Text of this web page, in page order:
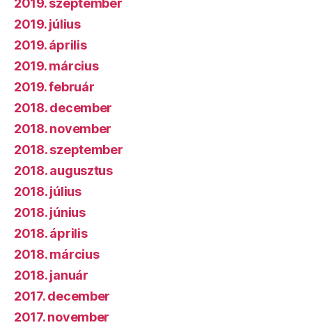
2019. július
2019. április
2019. március
2019. február
2018. december
2018. november
2018. szeptember
2018. augusztus
2018. július
2018. június
2018. április
2018. március
2018. január
2017. december
2017. november